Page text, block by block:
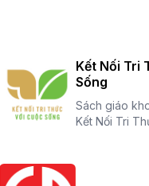
Kết Nối Tri
Sống
Sách giáo
Kết Nối Tri